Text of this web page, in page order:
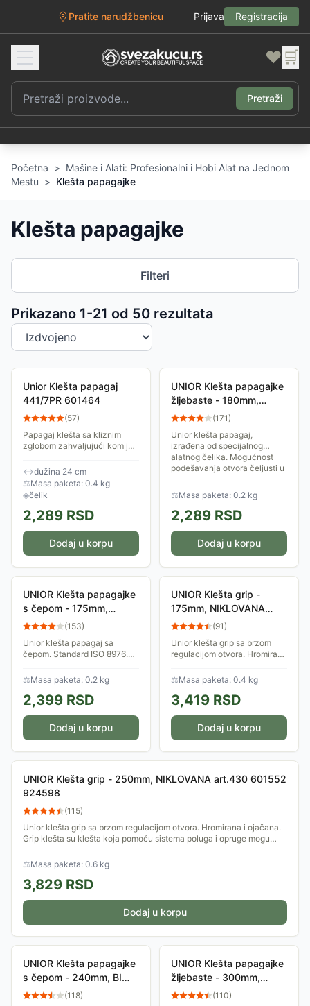
Pratite narudžbenicu Prijava Registracija
❤️ 🛒
Pretraži
Početna > Mašine i Alati: Profesionalni i Hobi Alat na Jednom
Mestu > Klešta papagajke
Klešta papagajke
Filteri
Prikazano 1-21 od 50 rezultata
Sortiranje proizvoda
Unior Klešta papagaj
441/7PR 601464
(57)
Papagaj klešta sa kliznim
zglobom zahvaljujući kom je
položaja.
↔dužina 24 cm
⚖Masa paketa: 0.4 kg
◈čelik
2,289 RSD
Dodaj u korpu
UNIOR Klešta papagajke
žljebaste - 180mm,
FOSFATIRANE 445/4G
(171)
Unior klešta papagaj,
izrađena od specijalnog
alatnog čelika. Mogućnost
podešavanja otvora čeljusti u
za veliki...
⚖Masa paketa: 0.2 kg
2,289 RSD
Dodaj u korpu
UNIOR Klešta papagajke
s čepom - 175mm,
LAKIRANE art.447
(153)
Unior klešta papagaj sa
čepom. Standard ISO 8976.
poboljšana i ojačana.
Papagajke su klešta koja se
mogu koristiti za...
⚖Masa paketa: 0.2 kg
2,399 RSD
Dodaj u korpu
UNIOR Klešta grip -
175mm, NIKLOVANA
art.430 601551 924563
(91)
Unior klešta grip sa brzom
regulacijom otvora. Hromirana
klešta koja pomoću sistema
poluga i opruge mogu veoma
čvrsto da...
⚖Masa paketa: 0.4 kg
3,419 RSD
Dodaj u korpu
UNIOR Klešta grip - 250mm, NIKLOVANA art.430 601552
924598
(115)
Unior klešta grip sa brzom regulacijom otvora. Hromirana i ojačana.
Grip klešta su klešta koja pomoću sistema poluga i opruge mogu
⚖Masa paketa: 0.6 kg
3,829 RSD
Dodaj u korpu
UNIOR Klešta papagajke
s čepom - 240mm, BI
DRŠKA, art.447.1BI
(118)
UNIOR Klešta papagajke
žljebaste - 300mm,
FOSFATIRANE 445/4G
(110)